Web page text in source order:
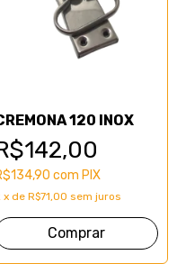
120 INOX
com PIX
x de R$71,00 sem juros